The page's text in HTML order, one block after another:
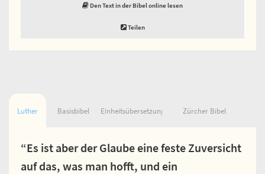
Den Text in der Bibel online lesen
Teilen
Luther Basisbibel Einheitsübersetzung Zürcher Bibel
“Es ist aber der Glaube eine feste Zuversicht
auf das, was man hofft, und ein